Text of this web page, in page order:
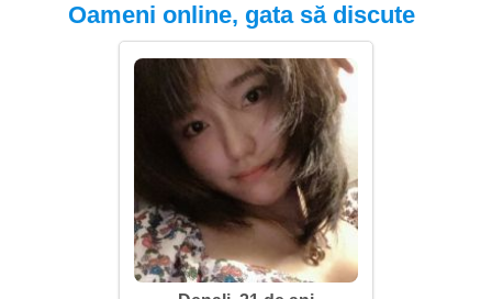
Oameni online, gata să discute